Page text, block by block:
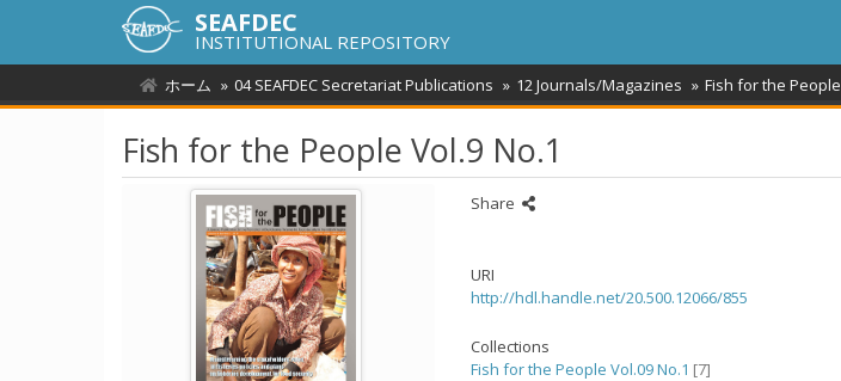
SEAFDEC
INSTITUTIONAL REPOSITORY
ホーム 04 SEAFDEC Secretariat Publications 12 Journals/Magazines Fish for the People
Fish for the People Vol.9 No.1
Share
URI
http://hdl.handle.net/20.500.12066/855
Collections
Fish for the People Vol.09 No.1 [7]